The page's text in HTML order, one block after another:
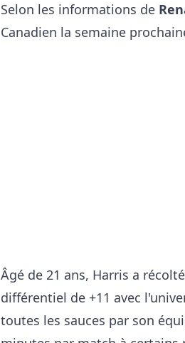
Selon les informations de
Canadien la semaine
Âgé de 21 ans, Harris a
différentiel de +11 avec
toutes les sauces par son